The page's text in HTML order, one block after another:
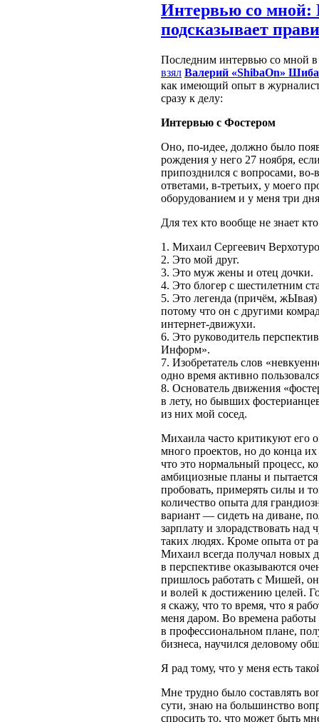
Интервью со мной:
подсказывает
Последним интервью со мной в
взял Валерий «ShibaOn»
как имеющий опыт в
сразу к делу:
Интервью с Фостером
Оно, по-идее, должно было
рождения у него 27 ноября,
припозднился с вопросами,
ответами, в-третьих, у моего
оборудованием и у меня три
Для тех кто вообще не знает
1. Михаил Сергеевич
2. Это мой друг.
3. Это муж жены и отец дочки.
4. Это блогер с шестилетним
5. Это легенда (причём, жЫвая)
потому что он с другими
интернет-движухи.
6. Это руководитель
Информ».
7. Изобретатель слов
одно время активно
8. Основатель движения
в лету, но бывших
из них мой сосед.
Михаила часто критикуют его
много проектов, но до конца
что это нормальный процесс,
амбициозные планы и
пробовать, примерять силы и
количество опыта для
вариант — сидеть на диване,
зарплату и злорадствовать
таких людях. Кроме опыта от
Михаил всегда получал новых
в перспективе оказываются
пришлось работать с Мишей,
и волей к достижению целей.
я скажу, что то время, что я
меня даром. Во времена
в профессиональном плане,
бизнеса, научился деловому
Я рад тому, что у меня есть
Мне трудно было составлять
сути, знаю на большинство
спросить то, что может быть